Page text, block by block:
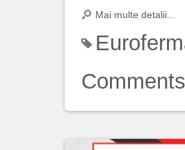
Mai multe detalii...
Comments